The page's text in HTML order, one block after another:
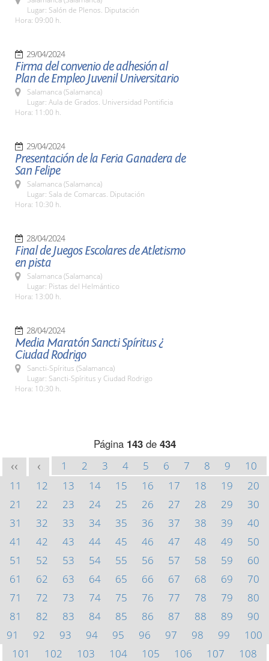
Lugar: Salón de Plenos. Diputación
Hora: 09:00 h.
29/04/2024
Firma del convenio de adhesión al
Plan de Empleo Juvenil Universitario
Salamanca (Salamanca)
Lugar: Aula de Grados. Universidad Pontificia
Hora: 11:00 h.
29/04/2024
Presentación de la Feria Ganadera de
San Felipe
Salamanca (Salamanca)
Lugar: Sala de Comarcas. Diputación
Hora: 10:30 h.
28/04/2024
Final de Juegos Escolares de Atletismo
en pista
Salamanca (Salamanca)
Lugar: Pistas del Helmántico
Hora: 13:00 h.
28/04/2024
Media Maratón Sancti Spíritus ¿
Ciudad Rodrigo
Sancti-Spíritus (Salamanca)
Lugar: Sancti-Spíritus y Ciudad Rodrigo
Hora: 10:30 h.
Página 143de 434
<< < 1 2 3 4 5 6 7 8 9
10
11
12 13 14 15 16 17 18 19
20
21
22 23 24 25 26 27 28 29
30
31
32 33 34 35 36 37 38 39
40
41
42 43 44 45 46 47 48 49
50
51
52 53 54 55 56 57 58 59
60
61
62 63 64 65 66 67 68 69
70
71
72 73 74 75 76 77 78 79
80
81
82 83 84 85 86 87 88 89
90
91
92 93 94 95 96 97 98 99
100
101
102 103 104 105 106 107
108